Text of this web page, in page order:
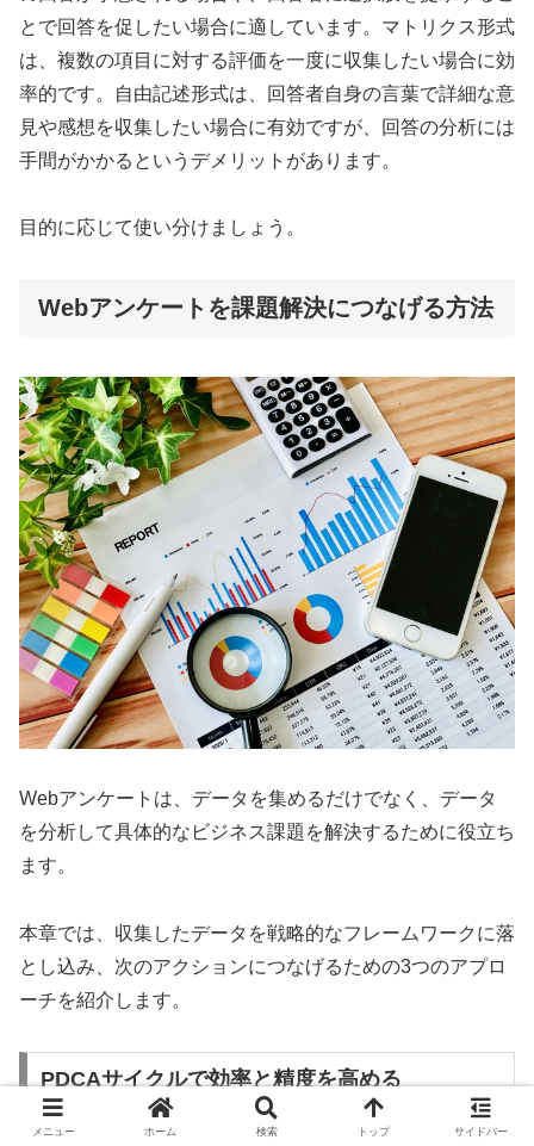
とで回答を促したい場合に適しています。マトリクス形式
は、複数の項目に対する評価を一度に収集したい場合に効
率的です。自由記述形式は、回答者自身の言葉で詳細な意
見や感想を収集したい場合に有効ですが、回答の分析には
手間がかかるというデメリットがあります。
目的に応じて使い分けましょう。
Webアンケートを課題解決につなげる方法
Webアンケートは、データを集めるだけでなく、データ
を分析して具体的なビジネス課題を解決するために役立ち
ます。
本章では、収集したデータを戦略的なフレームワークに落
とし込み、次のアクションにつなげるための3つのアプロ
ーチを紹介します。
PDCAサイクルで効率と精度を高める
メニュー ホーム 検索 トップ サイドバー